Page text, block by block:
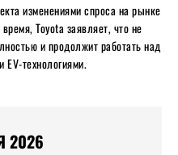
изменениями спроса на рынке
Toyota заявляет, что не
и продолжит работать над
технологиями.
2026